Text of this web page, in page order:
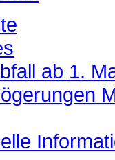
ab 1.